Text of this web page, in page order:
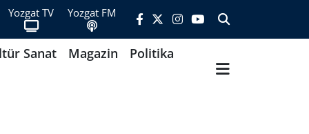
Yozgat TV Yozgat FM
Sanat Magazin
Politika